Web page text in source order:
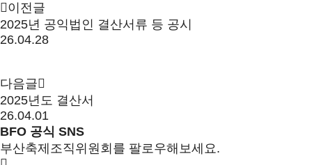
이전글
2025년 공익법인 결산서류 등 공시
26.04.28
다음글
2025년도 결산서
26.04.01
BFO 공식 SNS
부산축제조직위원회를 팔로우해보세요.